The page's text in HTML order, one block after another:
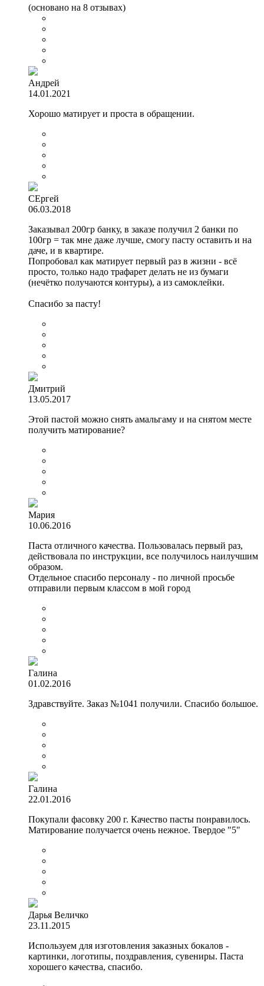
(основано на 8 отзывах)
Андрей
14.01.2021
Хорошо матирует и проста в обращении.
СЕргей
06.03.2018
Заказывал 200гр банку, в заказе получил 2 банки по
100гр = так мне даже лучше, смогу пасту оставить и на
даче, и в квартире.
Попробовал как матирует первый раз в жизни - всё
просто, только надо трафарет делать не из бумаги
(нечётко получаются контуры), а из самоклейки.
Спасибо за пасту!
Дмитрий
13.05.2017
Этой пастой можно снять амальгаму и на снятом месте
получить матирование?
Мария
10.06.2016
Паста отличного качества. Пользовалась первый раз,
действовала по инструкции, все получилось наилучшим
образом.
Отдельное спасибо персоналу - по личной просьбе
отправили первым классом в мой город
Галина
01.02.2016
Здравствуйте. Заказ №1041 получили. Спасибо большое.
Галина
22.01.2016
Покупали фасовку 200 г. Качество пасты понравилось.
Матирование получается очень нежное. Твердое "5"
Дарья Величко
23.11.2015
Используем для изготовления заказных бокалов -
картинки, логотипы, поздравления, сувениры. Паста
хорошего качества, спасибо.